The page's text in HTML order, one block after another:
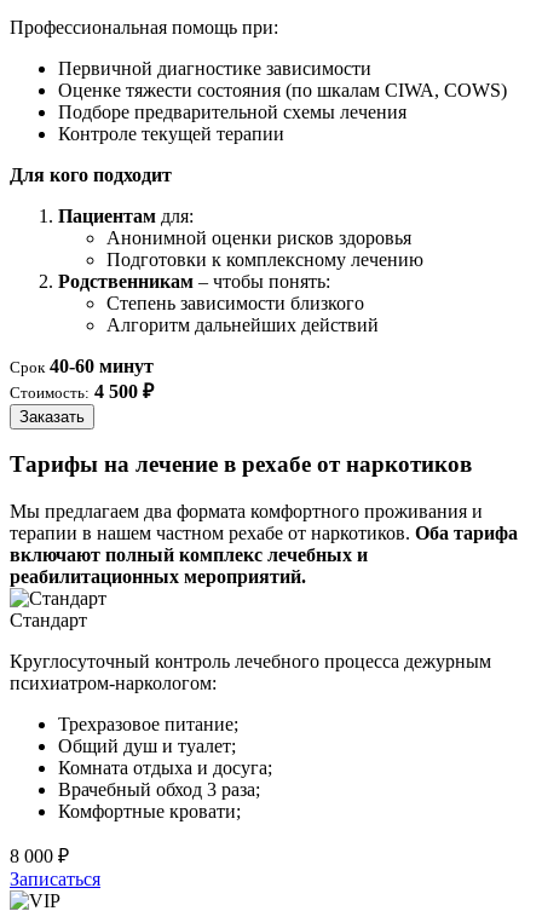
Профессиональная помощь при:
Первичной диагностике зависимости
Оценке тяжести состояния (по шкалам CIWA, COWS)
Подборе предварительной схемы лечения
Контроле текущей терапии
Для кого подходит
Пациентам для:
Анонимной оценки рисков здоровья
Подготовки к комплексному лечению
Родственникам – чтобы понять:
Степень зависимости близкого
Алгоритм дальнейших действий
Срок 40-60 минут
Стоимость: 4 500 ₽
Заказать
Тарифы на лечение в рехабе от наркотиков
Мы предлагаем два формата комфортного проживания и
терапии в нашем частном рехабе от наркотиков. Оба тарифа
включают полный комплекс лечебных и
реабилитационных мероприятий.
Стандарт
Круглосуточный контроль лечебного процесса дежурным
психиатром-наркологом:
Трехразовое питание;
Общий душ и туалет;
Комната отдыха и досуга;
Врачебный обход 3 раза;
Комфортные кровати;
8 000 ₽
Записаться